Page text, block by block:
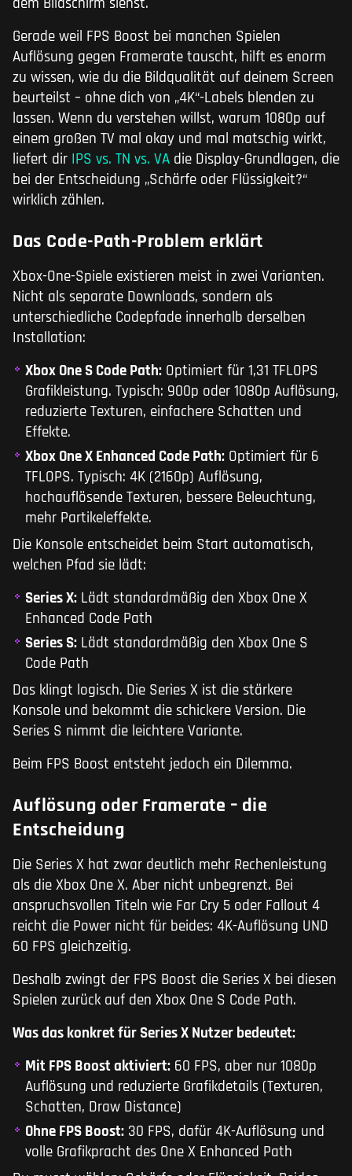
Gerade weil FPS Boost bei manchen Spielen
Auflösung gegen Framerate tauscht, hilft es enorm
zu wissen, wie du die Bildqualität auf deinem Screen
beurteilst – ohne dich von „4K“-Labels blenden zu
lassen. Wenn du verstehen willst, warum 1080p auf
einem großen TV mal okay und mal matschig wirkt,
liefert dir IPS vs. TN vs. VA die Display-Grundlagen, die
bei der Entscheidung „Schärfe oder Flüssigkeit?“
wirklich zählen.
Das Code-Path-Problem erklärt
Xbox-One-Spiele existieren meist in zwei Varianten.
Nicht als separate Downloads, sondern als
unterschiedliche Codepfade innerhalb derselben
Installation:
Xbox One S Code Path: Optimiert für 1,31 TFLOPS
Grafikleistung. Typisch: 900p oder 1080p Auflösung,
reduzierte Texturen, einfachere Schatten und
Effekte.
Xbox One X Enhanced Code Path: Optimiert für 6
TFLOPS. Typisch: 4K (2160p) Auflösung,
hochauflösende Texturen, bessere Beleuchtung,
mehr Partikeleffekte.
Die Konsole entscheidet beim Start automatisch,
welchen Pfad sie lädt:
Series X: Lädt standardmäßig den Xbox One X
Enhanced Code Path
Series S: Lädt standardmäßig den Xbox One S
Code Path
Das klingt logisch. Die Series X ist die stärkere
Konsole und bekommt die schickere Version. Die
Series S nimmt die leichtere Variante.
Beim FPS Boost entsteht jedoch ein Dilemma.
Auflösung oder Framerate – die
Entscheidung
Die Series X hat zwar deutlich mehr Rechenleistung
als die Xbox One X. Aber nicht unbegrenzt. Bei
anspruchsvollen Titeln wie Far Cry 5 oder Fallout 4
reicht die Power nicht für beides: 4K-Auflösung UND
60 FPS gleichzeitig.
Deshalb zwingt der FPS Boost die Series X bei diesen
Spielen zurück auf den Xbox One S Code Path.
Was das konkret für Series X Nutzer bedeutet:
Mit FPS Boost aktiviert: 60 FPS, aber nur 1080p
Auflösung und reduzierte Grafikdetails (Texturen,
Schatten, Draw Distance)
Ohne FPS Boost: 30 FPS, dafür 4K-Auflösung und
volle Grafikpracht des One X Enhanced Path